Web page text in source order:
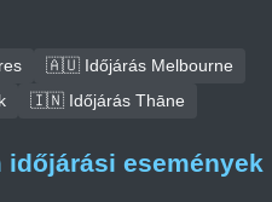
🇦🇺 Időjárás Melbourne
🇮🇳 Időjárás Thāne
időjárási események